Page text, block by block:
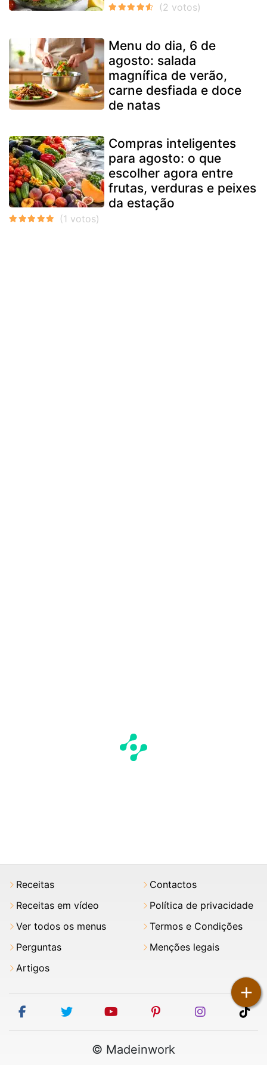
Menu do dia, 6 de
agosto: salada
magnífica de verão,
carne desfiada e doce
de natas
Compras inteligentes
para agosto: o que
escolher agora entre
frutas, verduras e peixes
da estação
+
Receitas
Receitas em vídeo
Ver todos os menus
Perguntas
Artigos
Contactos
Política de privacidade
Termos e Condições
Menções legais
facebooktwitter youtubepinterestinstagram
© Madeinwork